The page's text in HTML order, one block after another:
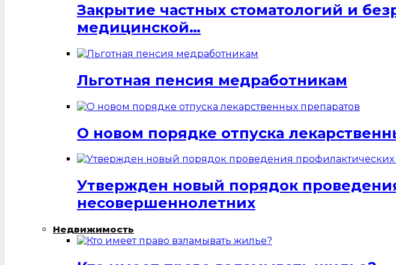
Закрытие частных стоматологий и
медицинской…
Льготная пенсия медработникам
О новом порядке отпуска
Утвержден новый порядок
несовершеннолетних
Недвижимость